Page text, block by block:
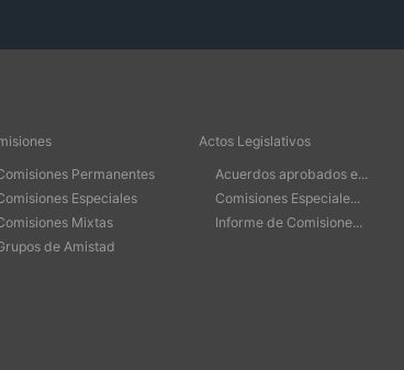
Permanentes
Especiales
Mixtas
de Amistad
Actos Legislativos
Acuerdos aprobados e...
Comisiones Especiale...
Informe de Comisione...